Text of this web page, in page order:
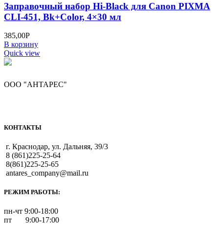
Заправочный набор Hi-Black для Canon PIXMA
CLI-451, Bk+Color, 4×30 мл
385,00Р
В корзину
Quick view
ООО "АНТАРЕС"
КОНТАКТЫ
г. Краснодар, ул. Дальняя, 39/3
8 (861)225-25-64
8(861)225-25-65
antares_company@mail.ru
РЕЖИМ РАБОТЫ:
пн-чт 9:00-18:00
пт 9:00-17:00